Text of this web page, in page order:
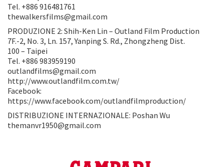
Tel. +886 916481761
thewalkersfilms@gmail.com
PRODUZIONE 2: Shih-Ken Lin – Outland Film Production
7F.-2, No. 3, Ln. 157, Yanping S. Rd., Zhongzheng Dist.
100 – Taipei
Tel. +886 983959190
outlandfilms@gmail.com
http://www.outlandfilm.com.tw/
Facebook:
https://www.facebook.com/outlandfilmproduction/
DISTRIBUZIONE INTERNAZIONALE: Poshan Wu
themanvr1950@gmail.com